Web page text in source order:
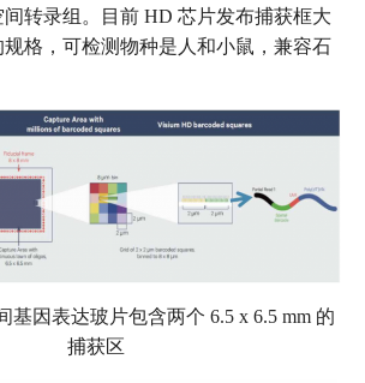
转录组。目前 HD 芯片发布捕获框大
规格，可检测物种是人和小鼠，兼容石
因表达玻片包含两个 6.5 x 6.5 mm 的
捕获区